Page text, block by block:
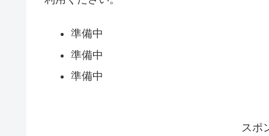
準備中
準備中
準備中
スポ